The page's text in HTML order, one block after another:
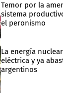
Temor por la
sistema
el peronismo
La energía
eléctrica y ya
argentinos